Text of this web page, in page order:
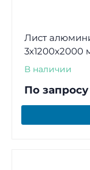
Лист
3х1200х2000
В наличии
По запросу